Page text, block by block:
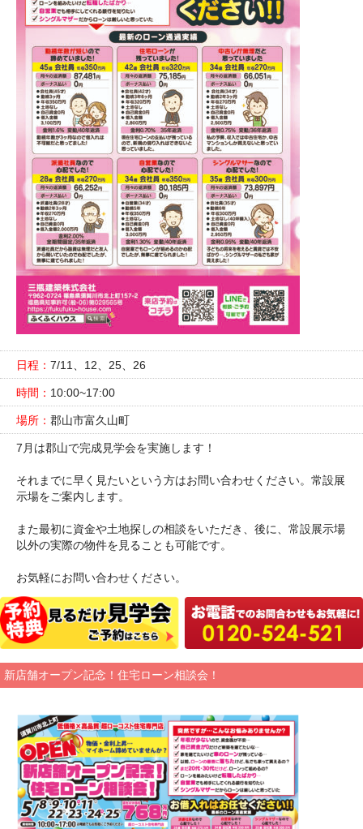
日程： 7/11、12、25、26
時間： 10:00~17:00
場所： 郡山市富久山町
7月は郡山で完成見学会を実施します！
それまでに早く見たいという方はお問い合わせください。常設展
示場をご案内します。
また最初に資金や土地探しの相談をいただき、後に、常設展示場
以外の実際の物件を見ることも可能です。
お気軽にお問い合わせください。
新店舗オープン記念！住宅ローン相談会！